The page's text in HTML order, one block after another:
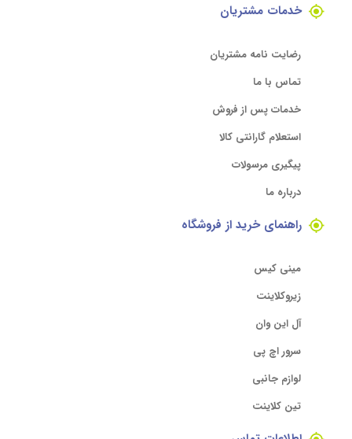
خدمات مشتریان
رضایت نامه مشتریان
تماس با ما
خدمات پس از فروش
استعلام گارانتی کالا
پیگیری مرسولات
درباره ما
راهنمای خرید از فروشگاه
مینی کیس
زیروکلاینت
آل این وان
سرور اچ پی
لوازم جانبی
تین کلاینت